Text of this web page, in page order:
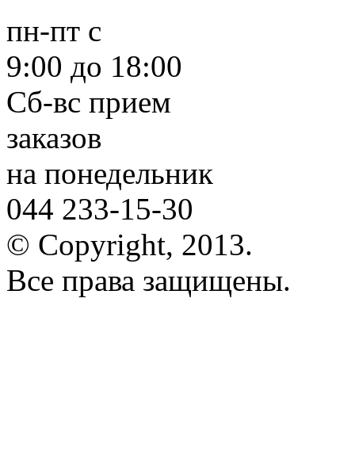
пн-пт с
9:00 до 18:00
Сб-вс прием
заказов
на понедельник
044 233-15-30
© Copyright, 2013.
Все права защищены.